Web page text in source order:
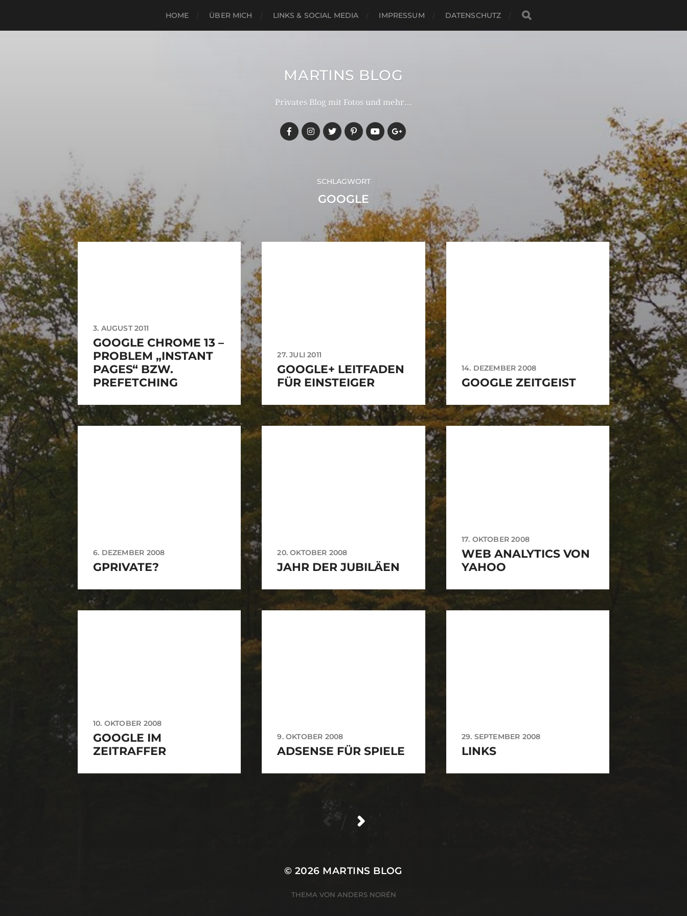
HOME ÜBER MICH LINKS & SOCIAL MEDIA IMPRESSUM DATENSCHUTZ
MARTINS BLOG
Privates Blog mit Fotos und mehr...
SCHLAGWORT
GOOGLE
3. AUGUST 2011
GOOGLE CHROME 13 –
PROBLEM „INSTANT
PAGES“ BZW.
PREFETCHING
27. JULI 2011
GOOGLE+ LEITFADEN
FÜR EINSTEIGER
14. DEZEMBER 2008
GOOGLE ZEITGEIST
6. DEZEMBER 2008
GPRIVATE?
20. OKTOBER 2008
JAHR DER JUBILÄEN
17. OKTOBER 2008
WEB ANALYTICS VON
YAHOO
10. OKTOBER 2008
GOOGLE IM
ZEITRAFFER
9. OKTOBER 2008
ADSENSE FÜR SPIELE
29. SEPTEMBER 2008
LINKS
© 2026 MARTINS BLOG
THEMA VON ANDERS NORÉN